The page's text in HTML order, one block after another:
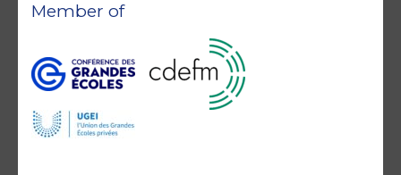
Member of